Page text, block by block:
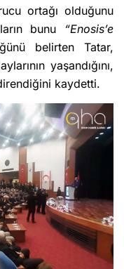
ortağı olduğunu
bunu “Enosis’e
belirten Tatar,
yaşandığını,
kaydetti.